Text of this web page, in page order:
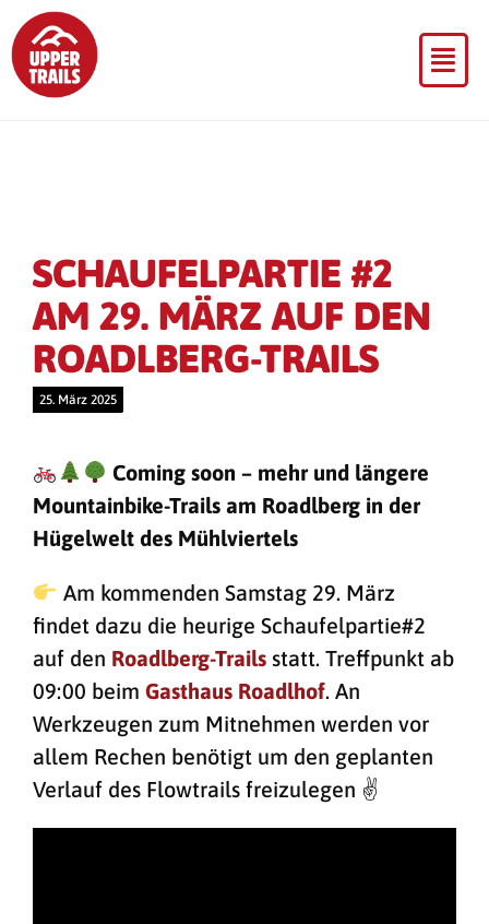
SCHAUFELPARTIE #2
AM 29. MÄRZ AUF DEN
ROADLBERG-TRAILS
25. März 2025
Coming soon – mehr und längere
Mountainbike-Trails am Roadlberg in der
Hügelwelt des Mühlviertels
Am kommenden Samstag 29. März
findet dazu die heurige Schaufelpartie#2
auf den Roadlberg-Trails statt. Treffpunkt ab
09:00 beim Gasthaus Roadlhof. An
Werkzeugen zum Mitnehmen werden vor
allem Rechen benötigt um den geplanten
Verlauf des Flowtrails freizulegen ✌️